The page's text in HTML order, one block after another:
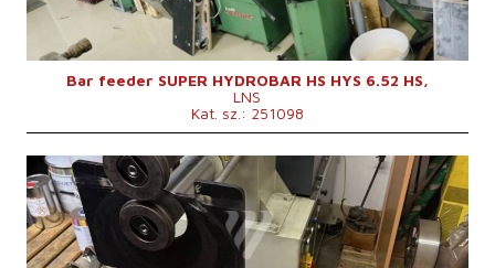
Bar feeder SUPER HYDROBAR HS HYS 6.52 HS,
LNS
Kat. sz.: 251098
Gyártás éve:
2022
Max. lemezvastagság4 mm
A gép súlya
460 kg
Vezérlőrendszer
nem